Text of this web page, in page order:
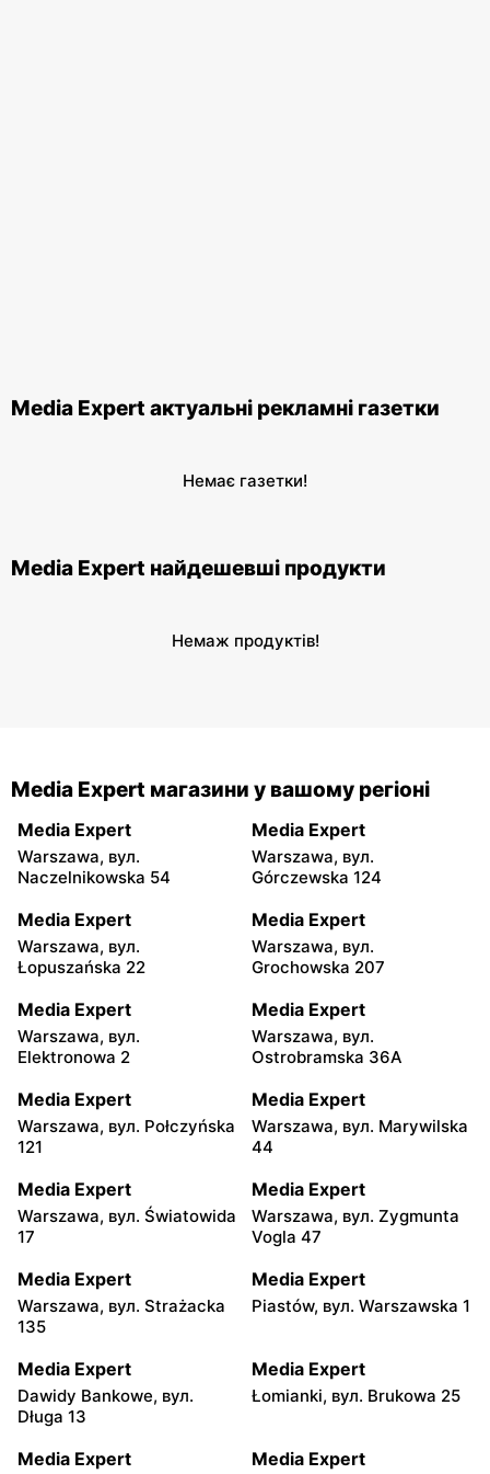
Media Expert актуальні рекламні газетки
Немає газетки!
Media Expert найдешевші продукти
Немаж продуктів!
Media Expert магазини у вашому регіоні
Media Expert
Warszawa, вул.
Naczelnikowska 54
Media Expert
Warszawa, вул.
Górczewska 124
Media Expert
Warszawa, вул.
Łopuszańska 22
Media Expert
Warszawa, вул.
Grochowska 207
Media Expert
Warszawa, вул.
Elektronowa 2
Media Expert
Warszawa, вул.
Ostrobramska 36A
Media Expert
Warszawa, вул. Połczyńska
121
Media Expert
Warszawa, вул. Marywilska
44
Media Expert
Warszawa, вул. Światowida
17
Media Expert
Warszawa, вул. Zygmunta
Vogla 47
Media Expert
Warszawa, вул. Strażacka
135
Media Expert
Piastów, вул. Warszawska 1
Media Expert
Dawidy Bankowe, вул.
Długa 13
Media Expert
Łomianki, вул. Brukowa 25
Media Expert Media Expert